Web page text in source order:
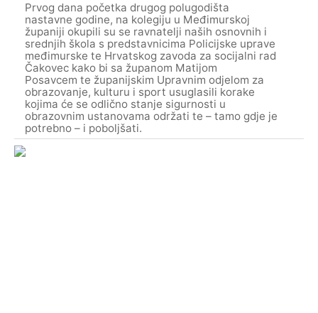
Prvog dana početka drugog polugodišta
nastavne godine, na kolegiju u Međimurskoj
županiji okupili su se ravnatelji naših osnovnih i
srednjih škola s predstavnicima Policijske uprave
međimurske te Hrvatskog zavoda za socijalni rad
Čakovec kako bi sa županom Matijom
Posavcem te županijskim Upravnim odjelom za
obrazovanje, kulturu i sport usuglasili korake
kojima će se odlično stanje sigurnosti u
obrazovnim ustanovama održati te – tamo gdje je
potrebno – i poboljšati.